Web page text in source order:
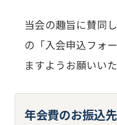
当会の趣旨に賛同
の「入会申込フォ
ますようお願いいた
年会費のお振込先